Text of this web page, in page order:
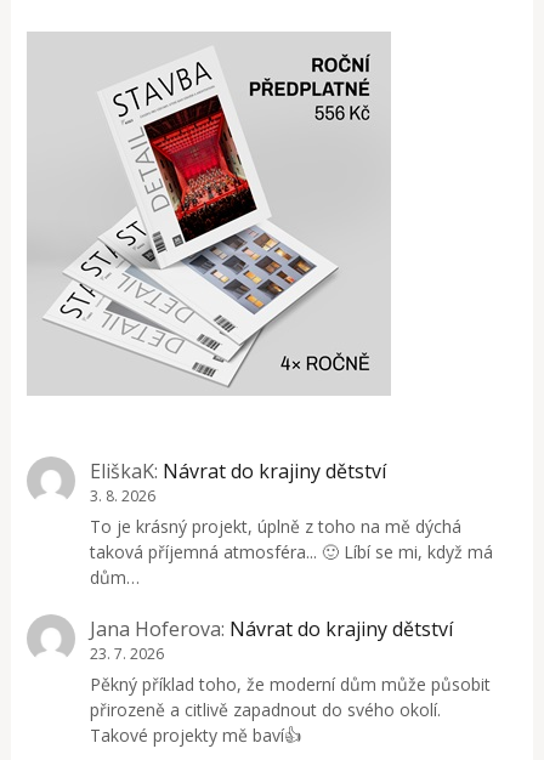
EliškaK: Návrat do krajiny dětství
3. 8. 2026
To je krásný projekt, úplně z toho na mě dýchá
taková příjemná atmosféra... 🙂 Líbí se mi, když má
dům…
Jana Hoferova: Návrat do krajiny dětství
23. 7. 2026
Pěkný příklad toho, že moderní dům může působit
přirozeně a citlivě zapadnout do svého okolí.
Takové projekty mě baví👍